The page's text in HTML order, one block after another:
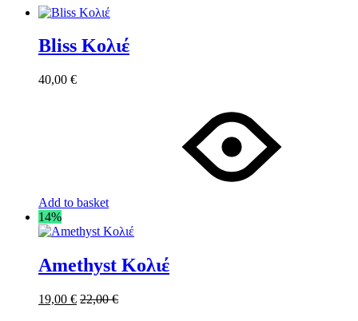
Bliss Κολιέ
40,00 €
Add to basket
14%
Amethyst Κολιέ
19,00 € 22,00€